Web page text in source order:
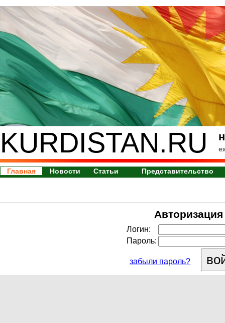
KURDISTAN.RU
Главная Новости Статьи Представительство
Авторизация
Логин:
Пароль:
забыли пароль?